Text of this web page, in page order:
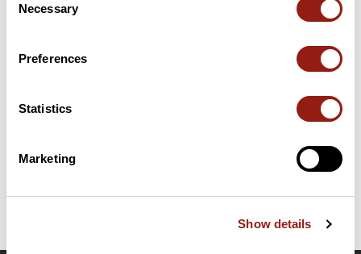
Selection
Necessary
Preferences
Statistics
Marketing
Show details
Résumé
Calais. Ce parcours emprunte 100,9 km de routes. Il présente
une ascension cumulée de plus de 1180m. Prévoyez environ 4
Dernière modification de la fiche parcours: 10 mai 2024 à 17:20:12.
Identifiant du parcours: 18803585